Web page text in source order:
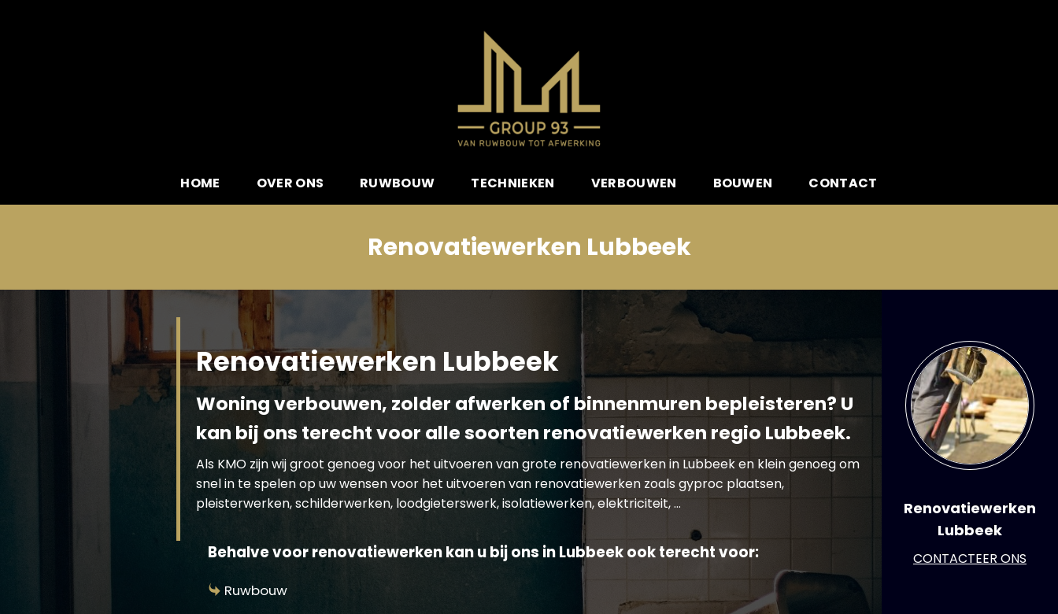
HOME OVER ONS RUWBOUW TECHNIEKEN VERBOUWEN BOUWEN CONTACT
Renovatiewerken Lubbeek
Renovatiewerken Lubbeek
Woning verbouwen, zolder afwerken of binnenmuren bepleisteren? U
kan bij ons terecht voor alle soorten renovatiewerken regio Lubbeek.
Als KMO zijn wij groot genoeg voor het uitvoeren van grote renovatiewerken in Lubbeek en klein genoeg om
snel in te spelen op uw wensen voor het uitvoeren van renovatiewerken zoals gyproc plaatsen,
pleisterwerken, schilderwerken, loodgieterswerk, isolatiewerken, elektriciteit, …
Behalve voor renovatiewerken kan u bij ons in Lubbeek ook terecht voor:
Ruwbouw
Renovatiewerken
Lubbeek
CONTACTEER ONS